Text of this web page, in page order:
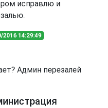
исправлю и
2016 14:29:49
Админ перезалей